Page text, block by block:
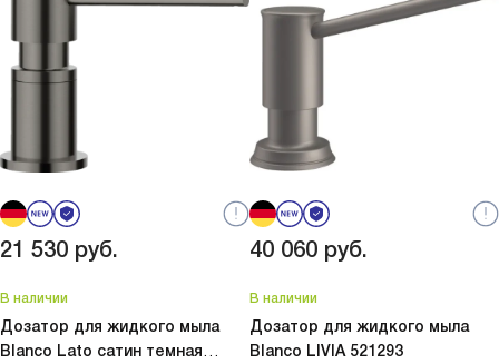
21 530 руб.
В наличии
Дозатор для жидкого мыла
Blanco Lato сатин темная
40 060 руб.
В наличии
Дозатор для жидкого мыла
Blanco LIVIA 521293